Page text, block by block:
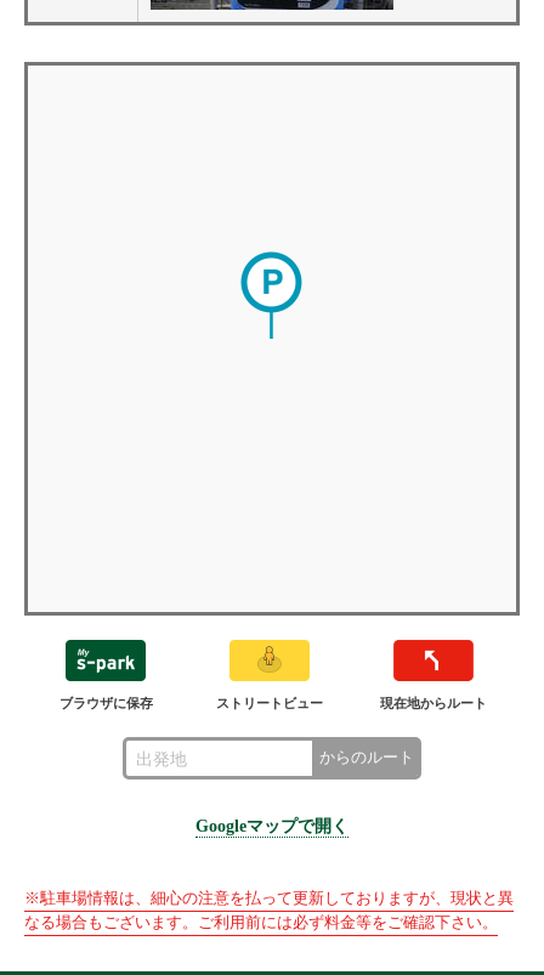
ブラウザに保存 ストリートビュー 現在地からルート
からのルート
Googleマップで開く
※駐車場情報は、細心の注意を払って更新しておりますが、現状と異
なる場合もございます。ご利用前には必ず料金等をご確認下さい。